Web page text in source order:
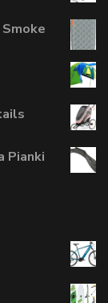
Pianki